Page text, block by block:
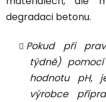
degradaci betonu.
Pokud při
týdně)
hodnotu pH,
výrobce